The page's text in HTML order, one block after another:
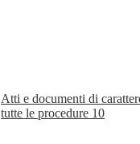
Atti e documenti di
tutte le procedure 10